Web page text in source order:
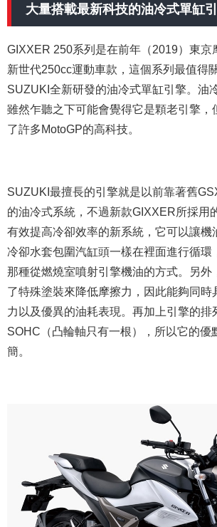
大量搭載最新科技的油冷式單缸
GIXXER 250系列是在前年（2019）東京
新世代250cc運動車款，這個系列最值得
SUZUKI全新研發的油冷式單缸引擎。油
雖然乍聽之下可能會覺得它是顆老引擎，
了許多MotoGP的高科技。
SUZUKI最擅長的引擎就是以前靠著舊
的油冷式系統，不過新款GIXXER所採用
有效提高冷卻效率的新系統，它可以讓機
冷卻水套包圍汽缸頭一樣在裡面進行循環
那種從燃燒室噴射引擎機油的方式。另外
了特殊塗裝來降低摩擦力，因此能夠同時
力以及優異的油耗表現。再加上引擎的排
SOHC（凸輪軸只有一根），所以它的優
簡。